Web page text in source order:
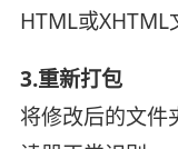
HTML或XHTML
3.重新打包
将修改后的文件